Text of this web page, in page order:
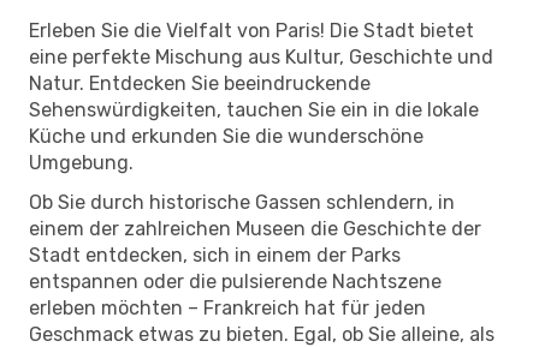
Erleben Sie die Vielfalt von Paris! Die Stadt bietet
eine perfekte Mischung aus Kultur, Geschichte und
Natur. Entdecken Sie beeindruckende
Sehenswürdigkeiten, tauchen Sie ein in die lokale
Küche und erkunden Sie die wunderschöne
Umgebung.
Ob Sie durch historische Gassen schlendern, in
einem der zahlreichen Museen die Geschichte der
Stadt entdecken, sich in einem der Parks
entspannen oder die pulsierende Nachtszene
erleben möchten – Frankreich hat für jeden
Geschmack etwas zu bieten. Egal, ob Sie alleine, als